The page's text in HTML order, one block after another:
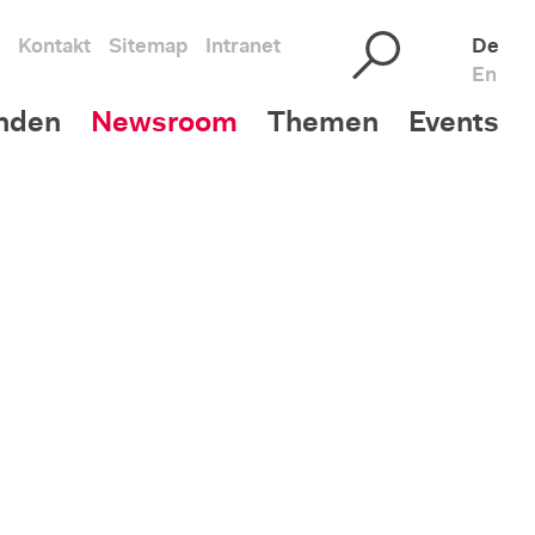
Kontakt Sitemap Intranet
De
En
Newsroom Themen Events